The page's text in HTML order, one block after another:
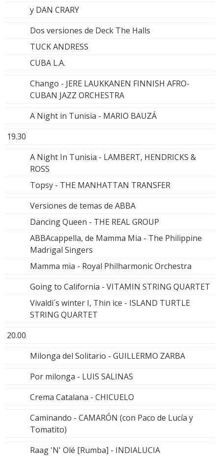
y DAN CRARY
Dos versiones de Deck The Halls
TUCK ANDRESS
CUBA L.A.
Chango - JERE LAUKKANEN FINNISH AFRO-
CUBAN JAZZ ORCHESTRA
A Night in Tunisia - MARIO BAUZÁ
19.30
A Night In Tunisia - LAMBERT, HENDRICKS &
ROSS
Topsy - THE MANHATTAN TRANSFER
Versiones de temas de ABBA
Dancing Queen - THE REAL GROUP
ABBAcappella, de Mamma Mia - The Philippine
Madrigal Singers
Mamma mia - Royal Philharmonic Orchestra
Going to California - VITAMIN STRING QUARTET
Vivaldi´s winter I, Thin ice - ISLAND TURTLE
STRING QUARTET
20.00
Milonga del Solitario - GUILLERMO ZARBA
Por milonga - LUIS SALINAS
Crema Catalana - CHICUELO
Caminando - CAMARÓN (con Paco de Lucía y
Tomatito)
Raag 'N' Olé [Rumba] - INDIALUCIA